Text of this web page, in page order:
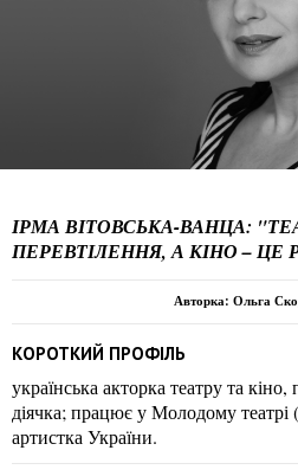
ІРМА ВІТОВСЬКА-ВАНЦА:
ПЕРЕВТІЛЕННЯ, А КІНО –
Авторка: Ольга
КОРОТКИЙ ПРОФІЛЬ
українська акторка театру та
діячка; працює у Молодому театрі
артистка України.